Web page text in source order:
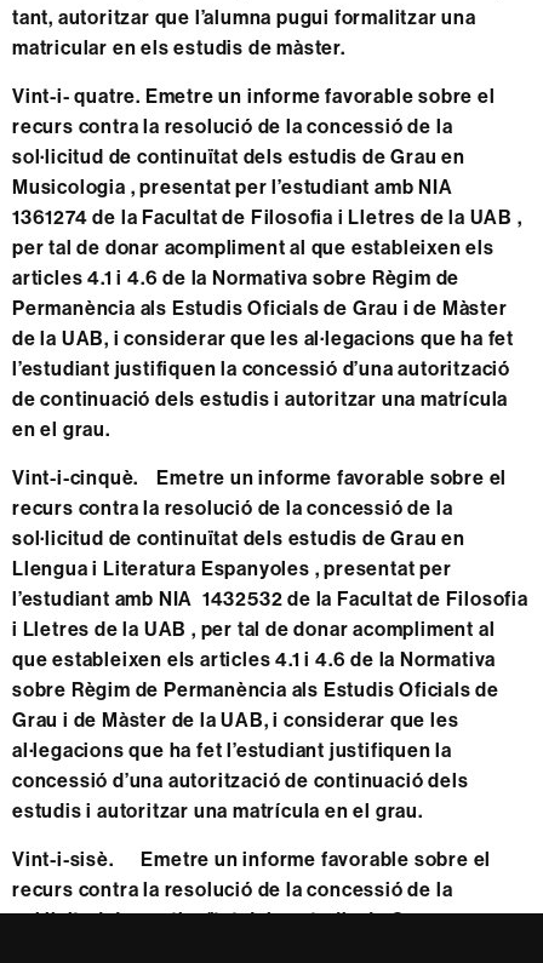
tant, autoritzar que l’alumna pugui formalitzar una
matricular en els estudis de màster.
Vint-i- quatre. Emetre un informe favorable sobre el
recurs contra la resolució de la concessió de la
sol·licitud de continuïtat dels estudis de Grau en
Musicologia , presentat per l’estudiant amb NIA
1361274 de la Facultat de Filosofia i Lletres de la UAB ,
per tal de donar acompliment al que estableixen els
articles 4.1 i 4.6 de la Normativa sobre Règim de
Permanència als Estudis Oficials de Grau i de Màster
de la UAB, i considerar que les al·legacions que ha fet
l’estudiant justifiquen la concessió d’una autorització
de continuació dels estudis i autoritzar una matrícula
en el grau.
Vint-i-cinquè. Emetre un informe favorable sobre el
recurs contra la resolució de la concessió de la
sol·licitud de continuïtat dels estudis de Grau en
Llengua i Literatura Espanyoles , presentat per
l’estudiant amb NIA 1432532 de la Facultat de Filosofia
i Lletres de la UAB , per tal de donar acompliment al
que estableixen els articles 4.1 i 4.6 de la Normativa
sobre Règim de Permanència als Estudis Oficials de
Grau i de Màster de la UAB, i considerar que les
al·legacions que ha fet l’estudiant justifiquen la
concessió d’una autorització de continuació dels
estudis i autoritzar una matrícula en el grau.
Vint-i-sisè. Emetre un informe favorable sobre el
recurs contra la resolució de la concessió de la
sol·licitud de continuïtat dels estudis de Grau en